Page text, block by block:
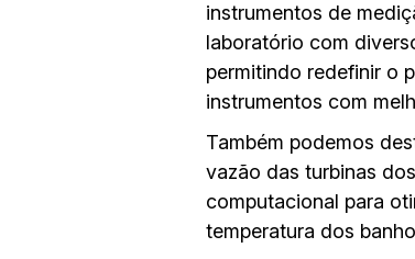
instrumentos de
laboratório com
permitindo redefinir o
instrumentos com
Também podemos
vazão das turbinas
computacional para
temperatura dos